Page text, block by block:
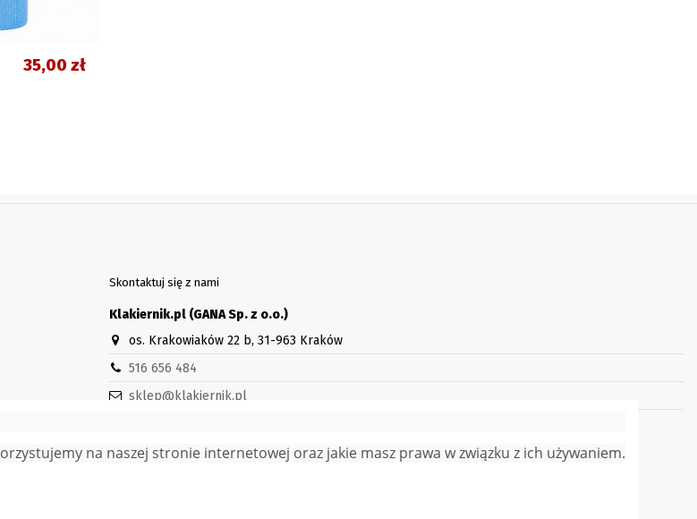
35,00 zł
Skontaktuj się z nami
Klakiernik.pl (GANA Sp. z o.o.)
os. Krakowiaków 22 b, 31-963 Kraków
516 656 484
sklep@klakiernik.pl
na naszej stronie internetowej oraz jakie masz prawa w związku z ich używaniem.